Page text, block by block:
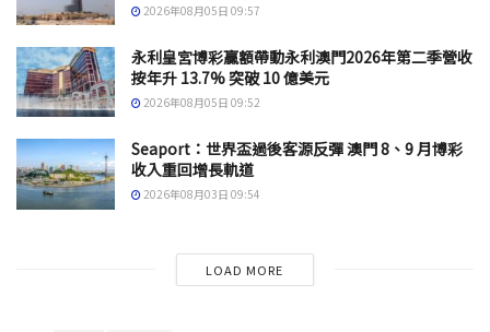
2026年08月05日 09:57
永利皇宮博彩贏額帶動永利澳門2026年第二季營收
按年升 13.7% 突破 10 億美元
2026年08月05日 09:52
Seaport：世界盃過後客源反彈 澳門 8、9 月博彩
收入重回增長軌道
2026年08月03日 09:54
LOAD MORE